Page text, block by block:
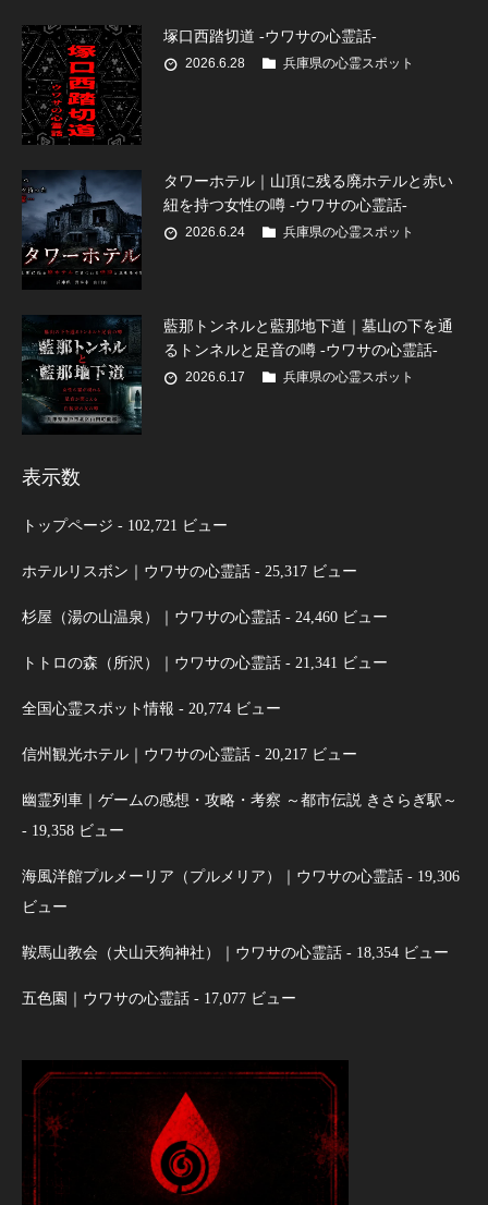
塚口西踏切道 -ウワサの心霊話-
2026.6.28 兵庫県の心霊スポット
タワーホテル｜山頂に残る廃ホテルと赤い
紐を持つ女性の噂 -ウワサの心霊話-
2026.6.24 兵庫県の心霊スポット
藍那トンネルと藍那地下道｜墓山の下を通
るトンネルと足音の噂 -ウワサの心霊話-
2026.6.17 兵庫県の心霊スポット
表示数
トップページ - 102,721 ビュー
ホテルリスボン｜ウワサの心霊話 - 25,317 ビュー
杉屋（湯の山温泉）｜ウワサの心霊話 - 24,460 ビュー
トトロの森（所沢）｜ウワサの心霊話 - 21,341 ビュー
全国心霊スポット情報 - 20,774 ビュー
信州観光ホテル｜ウワサの心霊話 - 20,217 ビュー
幽霊列車｜ゲームの感想・攻略・考察 ～都市伝説 きさらぎ駅～
- 19,358 ビュー
海風洋館プルメーリア（プルメリア）｜ウワサの心霊話 - 19,306
ビュー
鞍馬山教会（犬山天狗神社）｜ウワサの心霊話 - 18,354 ビュー
五色園｜ウワサの心霊話 - 17,077 ビュー